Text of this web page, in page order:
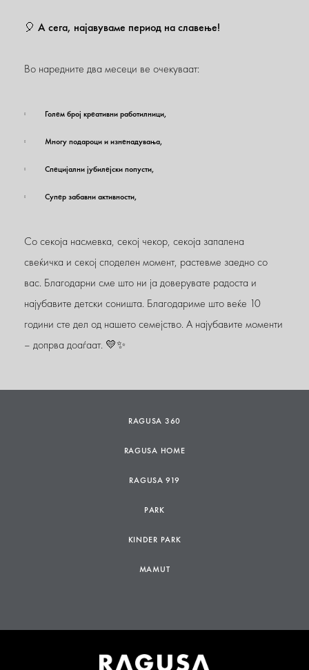
🎈 А сега, најавуваме период на славење!
Во наредните два месеци ве очекуваат:
Голем број креативни работилници,
Многу подароци и изненадувања,
Специјални јубилејски попусти,
Супер забавни активности,
Со секоја насмевка, секој чекор, секоја запалена
свеќичка и секој споделен момент, растевме заедно со
вас. Благодарни сме што ни ја доверувате радоста и
најубавите детски соништа. Благодариме што веќе 10
години сте дел од нашето семејство. А најубавите моменти
– допрва доаѓаат. 💛✨
RAGUSA 360
RAGUSA HOME
RAGUSA 919
PARK
KINDER PARK
MAMUT